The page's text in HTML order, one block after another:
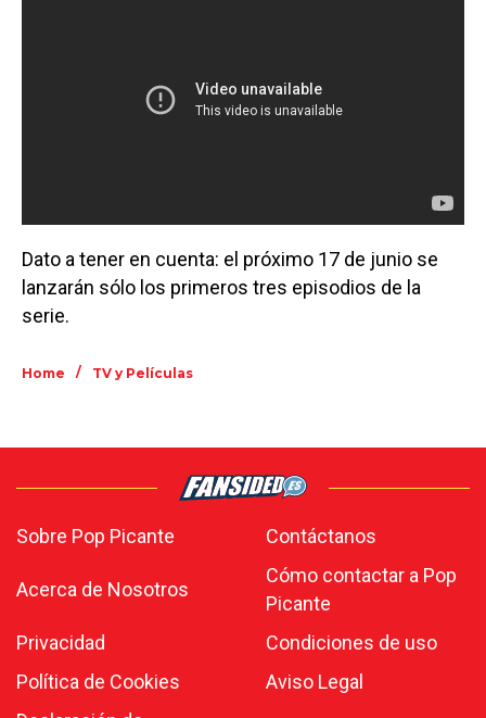
Dato a tener en cuenta: el próximo 17 de junio se
lanzarán sólo los primeros tres episodios de la
serie.
Home / TV y Películas
Sobre Pop Picante Contáctanos
Acerca de Nosotros
Cómo contactar a Pop
Picante
Privacidad
Condiciones de uso
Política de Cookies
Aviso Legal